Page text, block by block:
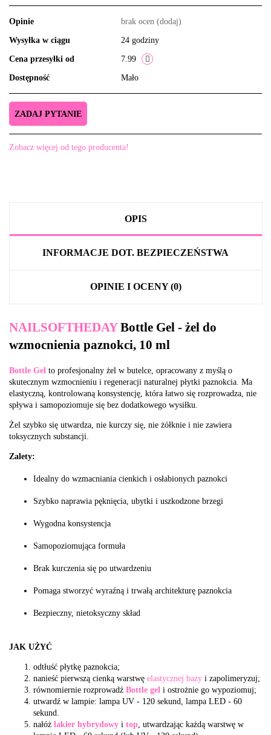
Opinie brak ocen (dodaj)
Wysyłka w ciągu 24 godziny
Cena przesyłki od 7.99
Dostępność Mało
ZADAJ PYTANIE
Zobacz więcej od tego producenta!
OPIS
INFORMACJE DOT. BEZPIECZEŃSTWA
OPINIE I OCENY (0)
NAILSOFTHEDAYBottle Gel - żel do
wzmocnienia paznokci, 10 ml
Bottle Gel to profesjonalny żel w butelce, opracowany z myślą o
skutecznym wzmocnieniu i regeneracji naturalnej płytki paznokcia. Ma
elastyczną, kontrolowaną konsystencję, która łatwo się rozprowadza, nie
spływa i samopoziomuje się bez dodatkowego wysiłku.
Żel szybko się utwardza, nie kurczy się, nie żółknie i nie zawiera
toksycznych substancji.
Zalety:
Idealny do wzmacniania cienkich i osłabionych paznokci
Szybko naprawia pęknięcia, ubytki i uszkodzone brzegi
Wygodna konsystencja
Samopoziomująca formuła
Brak kurczenia się po utwardzeniu
Pomaga stworzyć wyraźną i trwałą architekturę paznokcia
Bezpieczny, nietoksyczny skład
JAK UŻYĆ
odtłuść płytkę paznokcia;
nanieść pierwszą cienką warstwę elastycznej bazy i zapolimeryzuj;
równomiernie rozprowadź Bottle gel i ostrożnie go wypoziomuj;
utwardź w lampie: lampa UV - 120 sekund, lampa LED - 60
sekund.
nałóż lakier hybrydowy i top , utwardzając każdą warstwę w